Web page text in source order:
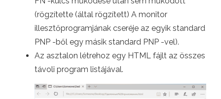
(rögzítette (által rögzített) A monitor
illesztőprogramjának cseréje az egyik standard
PNP -ből egy másik standard PNP -vel).
Az asztalon létrehoz egy HTML fájlt az összes
távoli program listájával.